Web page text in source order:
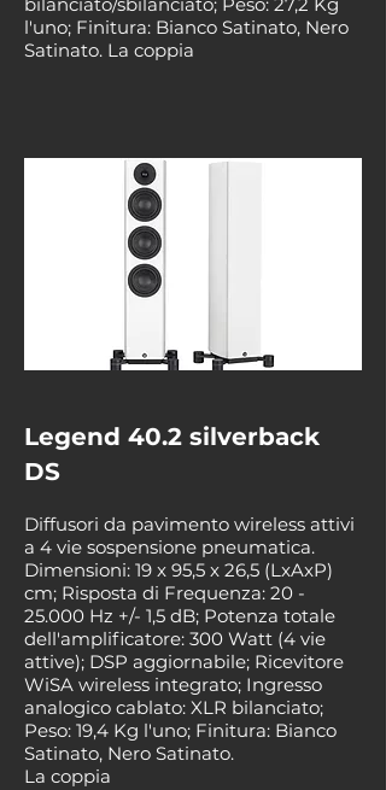
bilanciato/sbilanciato; Peso: 27,2 Kg
l'uno; Finitura: Bianco Satinato, Nero
Satinato. La coppia
Legend 40.2 silverback
DS
Diffusori da pavimento wireless attivi
a 4 vie sospensione pneumatica.
Dimensioni: 19 x 95,5 x 26,5 (LxAxP)
cm; Risposta di Frequenza: 20 -
25.000 Hz +/- 1,5 dB; Potenza totale
dell'amplificatore: 300 Watt (4 vie
attive); DSP aggiornabile; Ricevitore
WiSA wireless integrato; Ingresso
analogico cablato: XLR bilanciato;
Peso: 19,4 Kg l'uno; Finitura: Bianco
Satinato, Nero Satinato.
La coppia